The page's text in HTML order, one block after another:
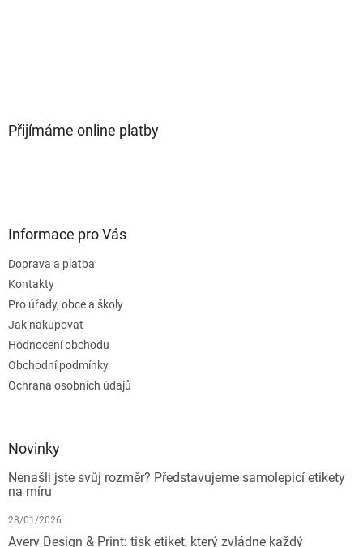
Přijímáme online platby
Informace pro Vás
Doprava a platba
Kontakty
Pro úřady, obce a školy
Jak nakupovat
Hodnocení obchodu
Obchodní podmínky
Ochrana osobních údajů
Novinky
Nenašli jste svůj rozměr? Představujeme samolepicí etikety
na míru
28/01/2026
Avery Design & Print: tisk etiket, který zvládne každý